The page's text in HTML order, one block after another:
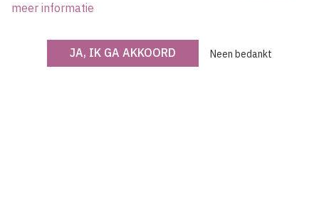
Ik accepteer de van de site
meer informatie
JA, IK GA AKKOORD Neen bedankt